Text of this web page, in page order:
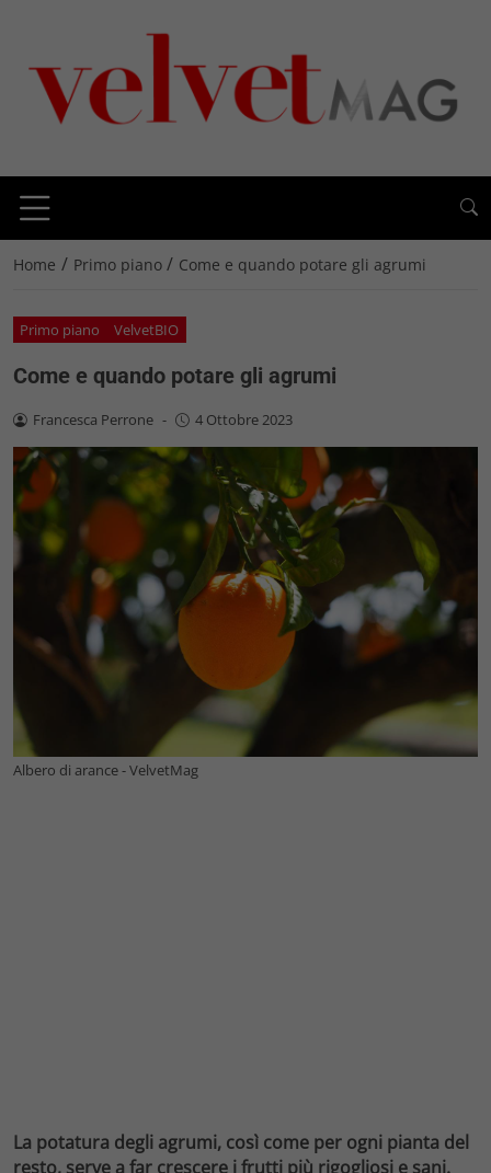
Home / Primo piano / Come e quando potare gli agrumi
Primo piano VelvetBIO
Come e quando potare gli agrumi
Francesca Perrone - 4 Ottobre 2023
Albero di arance - VelvetMag
La potatura degli agrumi, così come per ogni pianta del
resto, serve a far crescere i frutti più rigogliosi e sani.